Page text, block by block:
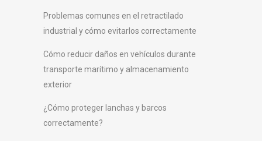
Problemas comunes en el retractilado
industrial y cómo evitarlos correctamente
Cómo reducir daños en vehículos durante
transporte marítimo y almacenamiento
exterior
¿Cómo proteger lanchas y barcos
correctamente?